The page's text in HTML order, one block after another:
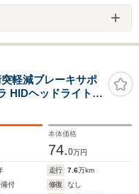
軽減ブレーキサポ
HIDヘッドライト
本体価格
74.0万円
走行 7.6万km
付 修復
なし